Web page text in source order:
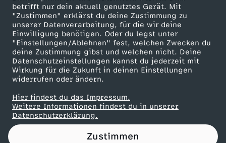
betrifft nur dein aktuell genutztes Gerät. Mit
"Zustimmen" erklärst du deine Zustimmung zu
unserer Datenverarbeitung, für die wir deine
Einwilligung benötigen. Oder du legst unter
"Einstellungen/Ablehnen" fest, welchen Zwecken du
deine Zustimmung gibst und welchen nicht. Deine
Datenschutzeinstellungen kannst du jederzeit mit
Wirkung für die Zukunft in deinen Einstellungen
widerrufen oder ändern.
Hier findest du das Impressum.
Weitere Informationen findest du in unserer
Datenschutzerklärung.
Zustimmen
n
z
Werbefernsehen
Mainzelmännchen
Partner